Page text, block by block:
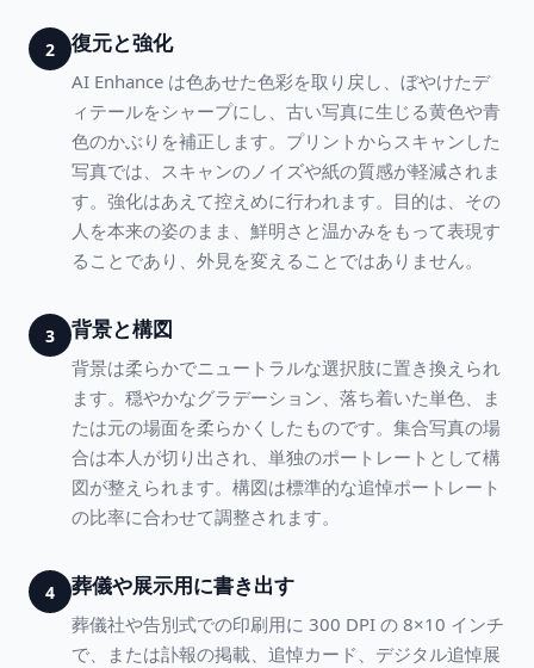
2 復元と強化
AI Enhance は色あせた色彩を取り戻し、ぼやけたデ
ィテールをシャープにし、古い写真に生じる黄色や青
色のかぶりを補正します。プリントからスキャンした
写真では、スキャンのノイズや紙の質感が軽減されま
す。強化はあえて控えめに行われます。目的は、その
人を本来の姿のまま、鮮明さと温かみをもって表現す
ることであり、外見を変えることではありません。
3 背景と構図
背景は柔らかでニュートラルな選択肢に置き換えられ
ます。穏やかなグラデーション、落ち着いた単色、ま
たは元の場面を柔らかくしたものです。集合写真の場
合は本人が切り出され、単独のポートレートとして構
図が整えられます。構図は標準的な追悼ポートレート
の比率に合わせて調整されます。
4 葬儀や展示用に書き出す
葬儀社や告別式での印刷用に 300 DPI の 8×10 インチ
で、または訃報の掲載、追悼カード、デジタル追悼展